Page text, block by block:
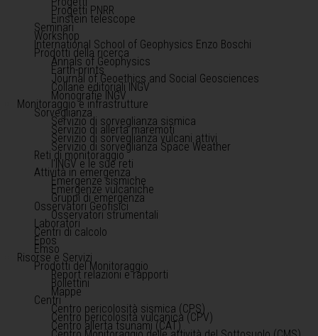
Progetti PNRR
Einstein telescope
Seminari
Workshop
International School of Geophysics Enzo Boschi
Prodotti della ricerca
Annals of Geophysics
Earth-prints
Journal of Geoethics and Social Geosciences
Collane editoriali INGV
Monografie INGV
Monitoraggio e infrastrutture
Sorveglianza
Servizio di sorveglianza sismica
Servizio di allerta maremoti
Servizio di sorveglianza vulcani attivi
Servizio di sorveglianza Space Weather
Reti di monitoraggio
l'INGV e le sue reti
Attività in emergenza
Emergenze sismiche
Emergenze vulcaniche
Gruppi di emergenza
Osservatori Geofisici
Osservatori strumentali
Laboratori
Centri di calcolo
Epos
Emso
Risorse e Servizi
Prodotti del Monitoraggio
Report relazioni e rapporti
Bollettini
Mappe
Centri
Centro pericolosità sismica (CPS)
Centro pericolosità vulcanica (CPV)
Centro allerta tsunami (CAT)